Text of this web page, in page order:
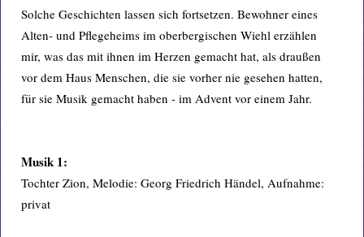
Solche Geschichten lassen sich fortsetzen. Bewohner eines
Alten- und Pflegeheims im oberbergischen Wiehl erzählen
mir, was das mit ihnen im Herzen gemacht hat, als draußen
vor dem Haus Menschen, die sie vorher nie gesehen hatten,
für sie Musik gemacht haben - im Advent vor einem Jahr.
Musik 1:
Tochter Zion, Melodie: Georg Friedrich Händel, Aufnahme:
privat